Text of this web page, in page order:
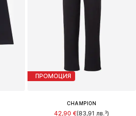
ПРОМОЦИЯ
CHAMPION
42,90 €(83,91 лв.³)